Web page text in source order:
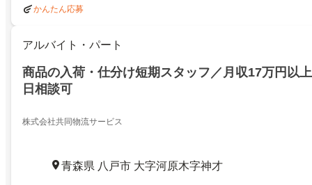
かんたん応募
アルバイト・パート
商品の入荷・仕分け短期スタッフ／月収17万円以
日相談可
株式会社共同物流サービス
青森県 八戸市 大字河原木字神才